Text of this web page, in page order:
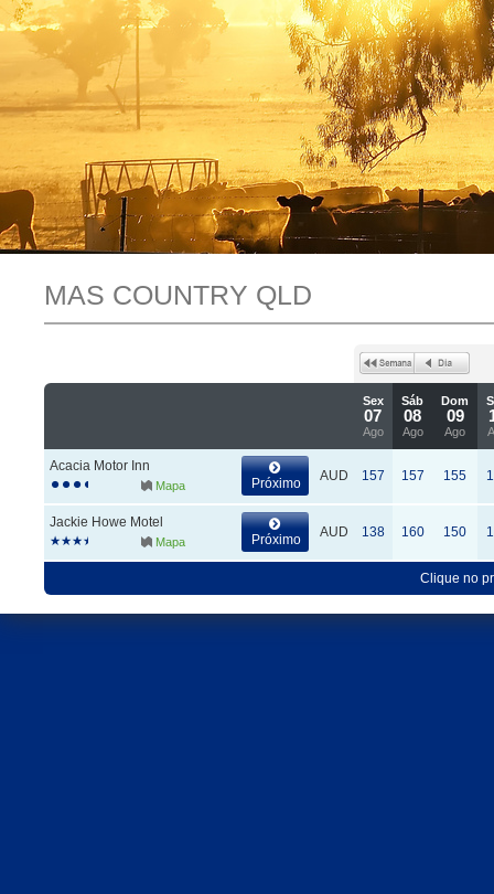
MAS COUNTRY QLD
Sex
07
Ago
Sáb
08
Ago
Dom
09
Ago
Acacia Motor Inn
Mapa Próximo AUD 157 157 155
Jackie Howe Motel
Mapa Próximo AUD 138 160 150
Clique no